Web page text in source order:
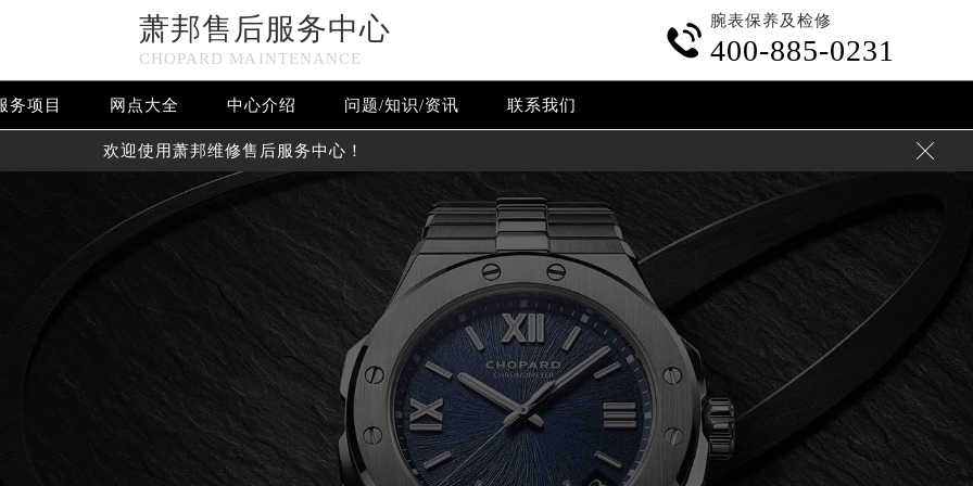
萧邦售后服务中心
CHOPARD MAINTENANCE

腕表保养及检修
400-885-0231
务项目 网点大全 中心介绍 问题/知识/资讯 联系我们
欢迎使用萧邦维修售后服务中心！ 